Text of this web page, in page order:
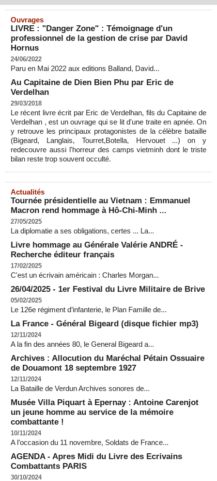
Ouvrages
LIVRE : "Danger Zone" : Témoignage d'un
professionnel de la gestion de crise par David
Hornus
24/06/2022
Paru en Mai 2022 aux editions Balland, David...
Au Capitaine de Dien Bien Phu par Eric de
Verdelhan
29/03/2018
Le récent livre écrit par Eric de Verdelhan, fils du Capitaine de
Verdelhan , est un ouvrage qui se lit d'une traite en apnée. On
y retrouve les principaux protagonistes de la célèbre bataille
(Bigeard, Langlais, Tourret,Botella, Hervouet ...) on y
redecouvre aussi l'horreur des camps vietminh dont le triste
bilan reste trop souvent occulté.
Actualités
Tournée présidentielle au Vietnam : Emmanuel
Macron rend hommage à Hô-Chi-Minh ...
27/05/2025
La diplomatie a ses obligations, certes ... La...
Livre hommage au Générale Valérie ANDRÉ -
Recherche éditeur français
17/02/2025
C'est un écrivain américain : Charles Morgan...
26/04/2025 - 1er Festival du Livre Militaire de Brive
05/02/2025
Le 126e régiment d’infanterie, le Plan Famille de...
La France - Général Bigeard (disque fichier mp3)
12/11/2024
A la fin des années 80, le General Bigeard a...
Archives : Allocution du Maréchal Pétain Ossuaire
de Douamont 18 septembre 1927
12/11/2024
La Bataille de Verdun Archives sonores de...
Musée Villa Piquart à Epernay : Antoine Carenjot
un jeune homme au service de la mémoire
combattante !
10/11/2024
A l’occasion du 11 novembre, Soldats de France...
AGENDA - Apres Midi du Livre des Ecrivains
Combattants PARIS
30/10/2024